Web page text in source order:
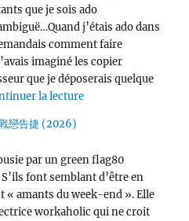
que je sois ado
j’étais ado dans
comment faire
imaginé les copier
que je déposerais quelque
la lecturede « Wang Chu Ran
戀告捷 (2026)
par un green flag80
font semblant d’être en
« amants du week-end ». Elle
workaholic qui ne croit